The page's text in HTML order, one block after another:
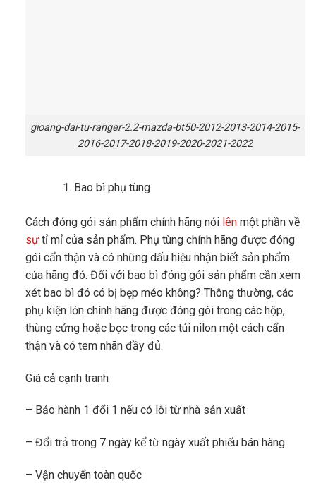
gioang-dai-tu-ranger-2.2-mazda-bt50-2012-2013-2014-2015-
2016-2017-2018-2019-2020-2021-2022
Bao bì phụ tùng
Cách đóng gói sản phẩm chính hãng nói lênmột phần về
sựtỉ mỉ của sản phẩm. Phụ tùng chính hãng được đóng
gói cẩn thận và có những dấu hiệu nhận biết sản phẩm
của hãng đó. Đối với bao bì đóng gói sản phẩm cần xem
xét bao bì đó có bị bẹp méo không? Thông thường, các
phụ kiện lớn chính hãng được đóng gói trong các hộp,
thùng cứng hoặc bọc trong các túi nilon một cách cẩn
thận và có tem nhãn đầy đủ.
Giá cả cạnh tranh
– Bảo hành 1 đổi 1 nếu có lỗi từ nhà sản xuất
– Đổi trả trong 7 ngày kể từ ngày xuất phiếu bán hàng
– Vận chuyển toàn quốc